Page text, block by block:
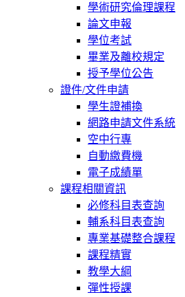
學術研究倫理課程
論文申報
學位考試
畢業及離校規定
授予學位公告
證件/文件申請
學生證補換
網路申請文件系統
空中行專
自動繳費機
電子成績單
課程相關資訊
必修科目表查詢
輔系科目表查詢
專業基礎整合課程
課程精實
教學大綱
彈性授課